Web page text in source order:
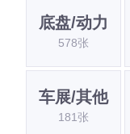
底盘/动力
578张
车展/其他
181张